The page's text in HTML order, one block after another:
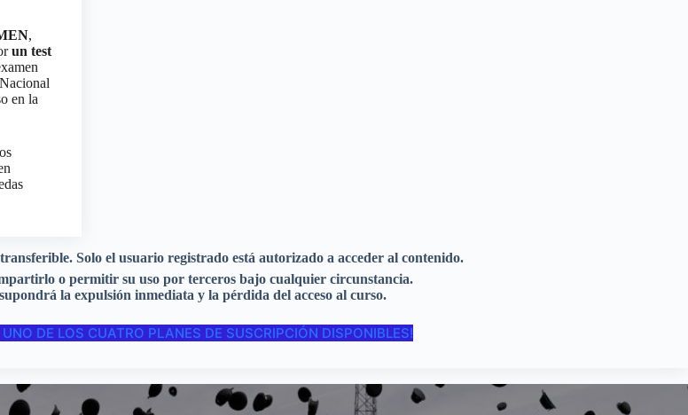
,
un test
en la
. Solo el usuario registrado está autorizado a acceder al contenido.
o permitir su uso por terceros bajo cualquier circunstancia.
la expulsión inmediata y la pérdida del acceso al curso.
DE LOS CUATRO PLANES DE SUSCRIPCIÓN DISPONIBLES!